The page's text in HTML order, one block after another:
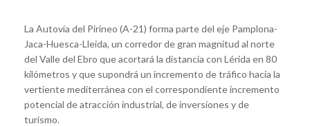
La Autovía del Pirineo (A-21) forma parte del eje Pamplona-
Jaca-Huesca-Lleida, un corredor de gran magnitud al norte
del Valle del Ebro que acortará la distancia con Lérida en 80
kilómetros y que supondrá un incremento de tráfico hacia la
vertiente mediterránea con el correspondiente incremento
potencial de atracción industrial, de inversiones y de
turismo.